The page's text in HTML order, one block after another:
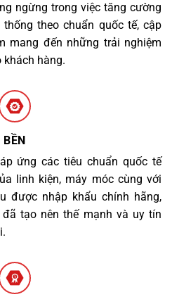
ngừng trong việc tăng cường
theo chuẩn quốc tế, cập
mang đến những trải nghiệm
khách hàng.
BỀN
ứng các tiêu chuẩn quốc tế
linh kiện, máy móc cùng với
được nhập khẩu chính hãng,
tạo nên thế mạnh và uy tín